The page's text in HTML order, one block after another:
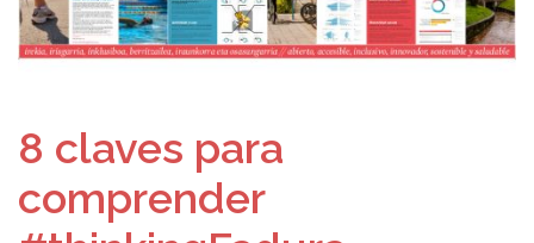
8 claves para
comprender